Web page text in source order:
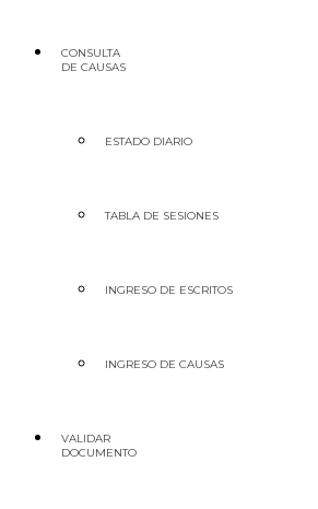
CONSULTA
DE CAUSAS
ESTADO DIARIO
TABLA DE SESIONES
INGRESO DE ESCRITOS
INGRESO DE CAUSAS
VALIDAR
DOCUMENTO